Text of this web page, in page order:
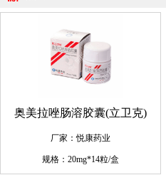
奥美拉唑肠溶胶囊(立卫克)
厂家：悦康药业
规格：20mg*14粒/盒